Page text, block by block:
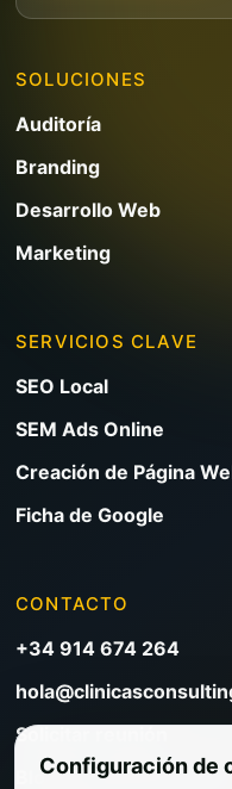
SOLUCIONES
Auditoría
Branding
Desarrollo Web
Marketing
SERVICIOS CLAVE
SEO Local
SEM Ads Online
Creación de Página
Ficha de Google
CONTACTO
+34 914 674 264
Solicitar reunión
Blog de marketing
Configuración de